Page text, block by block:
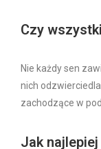
Czy
Nie każdy sen
nich
zachodzące w
Jak